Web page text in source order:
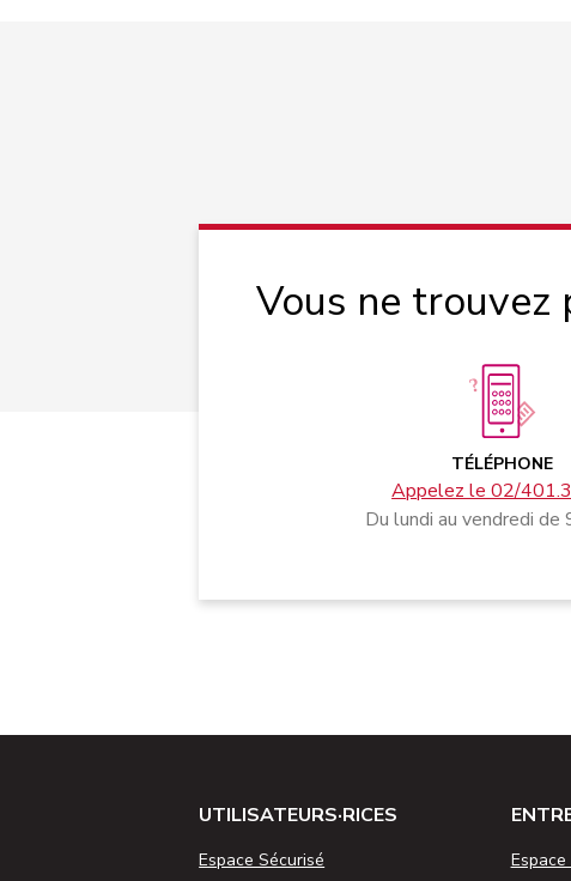
Vous ne trouvez
TÉLÉPHONE
Appelez le 02/
Du lundi au vendredi de
UTILISATEURS·RICES
Espace Sécurisé